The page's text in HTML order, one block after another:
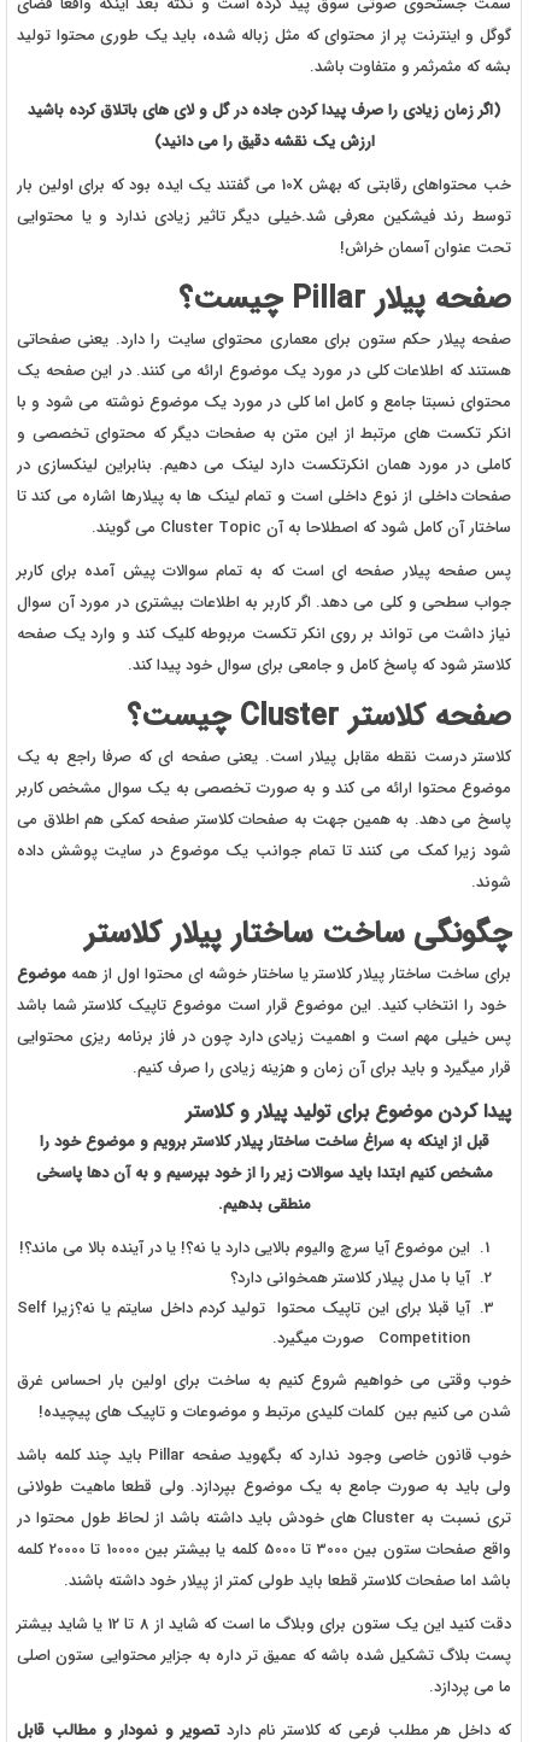
گوگل و اینترنت پر از محتوای که مثل زباله شده، باید یک طوری محتوا تولید
بشه که مثمرثمر و متفاوت باشد.
(اگر زمان زیادی را صرف پیدا کردن جاده در گل و لای های باتلاق کرده باشید
ارزش یک نقشه دقیق را می دانید)
خب محتواهای رقابتی که بهش 10X می گفتند یک ایده بود که برای اولین بار
توسط رند فیشکین معرفی شد.خیلی دیگر تاثیر زیادی ندارد و یا محتوایی
تحت عنوان آسمان خراش!
صفحه پیلار Pillar چیست؟
صفحه پیلار حکم ستون برای معماری محتوای سایت را دارد. یعنی صفحاتی
هستند که اطلاعات کلی در مورد یک موضوع ارائه می کنند. در این صفحه یک
محتوای نسبتا جامع و کامل اما کلی در مورد یک موضوع نوشته می شود و با
انکر تکست های مرتبط از این متن به صفحات دیگر که محتوای تخصصی و
کاملی در مورد همان انکرتکست دارد لینک می دهیم. بنابراین لینکسازی در
صفحات داخلی از نوع داخلی است و تمام لینک ها به پیلارها اشاره می کند تا
ساختار آن کامل شود که اصطلاحا به آن Cluster Topic می گویند.
پس صفحه پیلار صفحه ای است که به تمام سوالات پیش آمده برای کاربر
جواب سطحی و کلی می دهد. اگر کاربر به اطلاعات بیشتری در مورد آن سوال
نیاز داشت می تواند بر روی انکر تکست مربوطه کلیک کند و وارد یک صفحه
کلاستر شود که پاسخ کامل و جامعی برای سوال خود پیدا کند.
صفحه کلاستر Cluster چیست؟
کلاستر درست نقطه مقابل پیلار است. یعنی صفحه ای که صرفا راجع به یک
موضوع محتوا ارائه می کند و به صورت تخصصی به یک سوال مشخص کاربر
پاسخ می دهد. به همین جهت به صفحات کلاستر صفحه کمکی هم اطلاق می
شود زیرا کمک می کنند تا تمام جوانب یک موضوع در سایت پوشش داده
شوند.
چگونگی ساخت ساختار پیلار کلاستر
برای ساخت ساختار پیلار کلاستر یا ساختار خوشه ای محتوا اول از همه موضوع
خود را انتخاب کنید. این موضوع قرار است موضوع تاپیک کلاستر شما باشد
پس خیلی مهم است و اهمیت زیادی دارد چون در فاز برنامه ریزی محتوایی
قرار میگیرد و باید برای آن زمان و هزینه زیادی را صرف کنیم.
پیدا کردن موضوع برای تولید پیلار و کلاستر
قبل از اینکه به سراغ ساخت ساختار پیلار کلاستر برویم و موضوع خود را
مشخص کنیم ابتدا باید سوالات زیر را از خود بپرسیم و به آن دها پاسخی
منطقی بدهیم.
این موضوع آیا سرچ والیوم بالایی دارد یا نه؟! یا در آینده بالا می ماند؟!
آیا با مدل پیلار کلاستر همخوانی دارد؟
آیا قبلا برای این تاپیک محتوا تولید کردم داخل سایتم یا نه؟زیرا Self
Competition صورت میگیرد.
خوب وقتی می خواهیم شروع کنیم به ساخت برای اولین بار احساس غرق
شدن می کنیم بین کلمات کلیدی مرتبط و موضوعات و تاپیک های پیچیده!
خوب قانون خاصی وجود ندارد که بگهوید صفحه Pillar باید چند کلمه باشد
ولی باید به صورت جامع به یک موضوع بپردازد. ولی قطعا ماهیت طولانی
تری نسبت به Cluster های خودش باید داشته باشد از لحاظ طول محتوا در
واقع صفحات ستون بین 3000 تا 5000 کلمه یا بیشتر بین 10000 تا 20000 کلمه
باشد اما صفحات کلاستر قطعا باید طولی کمتر از پیلار خود داشته باشند.
دقت کنید این یک ستون برای وبلاگ ما است که شاید از 8 تا 12 یا شاید بیشتر
پست بلاگ تشکیل شده باشه که عمیق تر داره به جزایر محتوایی ستون اصلی
ما می پردازد.
که داخل هر مطلب فرعی که کلاستر نام داردتصویر و نمودار و مطالب قابل